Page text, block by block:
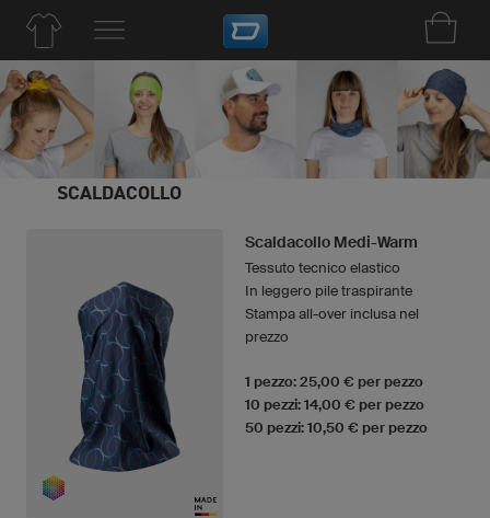
SCALDACOLLO
Scaldacollo Medi-Warm
Tessuto tecnico elastico
In leggero pile traspirante
Stampa all-over inclusa nel
prezzo
1 pezzo: 25,00 € per pezzo
10 pezzi: 14,00 € per pezzo
50 pezzi: 10,50 € per pezzo